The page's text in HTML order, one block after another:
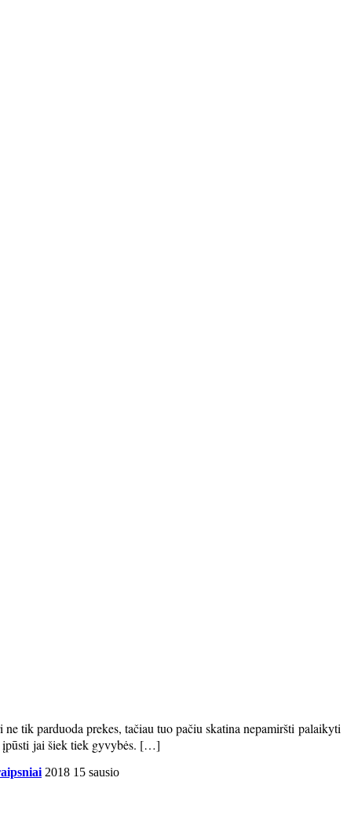
tik parduoda prekes, tačiau tuo pačiu skatina nepamiršti palaikyti
įpūsti jai šiek tiek gyvybės. […]
2018 15 sausio